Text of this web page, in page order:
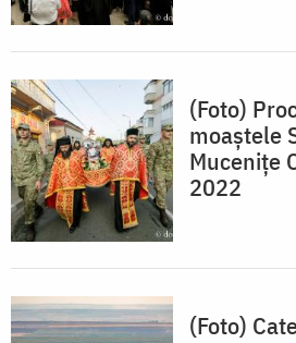
(Foto)
moaștele
Mucenițe
2022
(Foto)